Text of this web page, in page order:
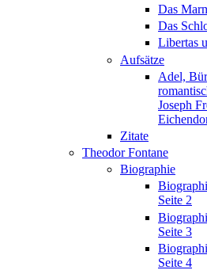
Das
Das
Libertas
Aufsätze
Adel,
Joseph
Zitate
Theodor Fontane
Biographie
Seite 2
Seite 3
Seite 4